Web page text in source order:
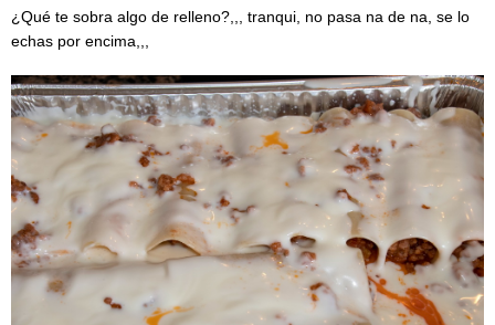
¿Qué te sobra algo de relleno?,,, tranqui, no pasa na de na, se lo
echas por encima,,,